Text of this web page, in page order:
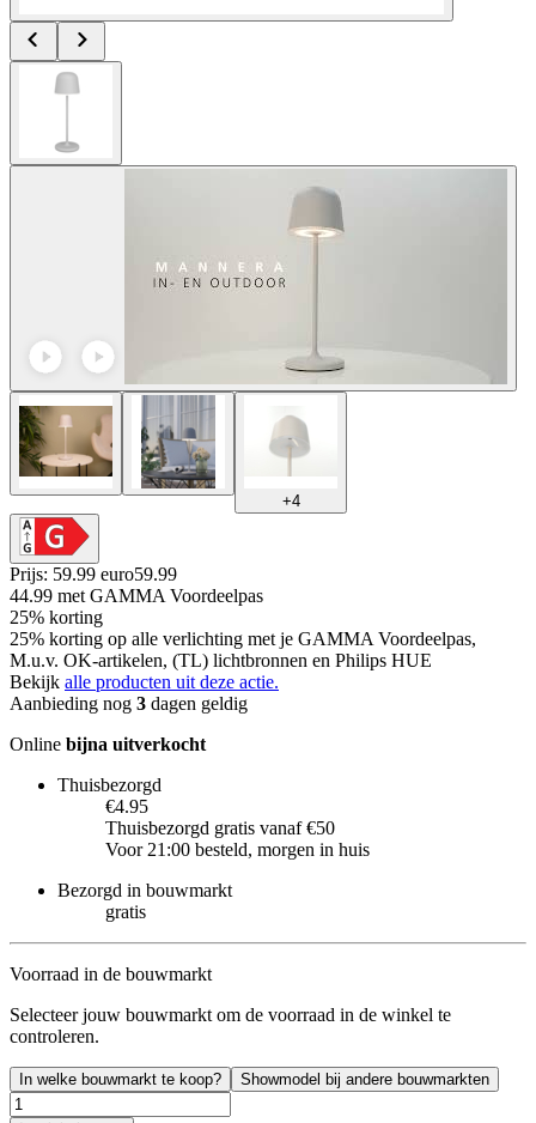
+4
Prijs: 59.99 euro59.99
44.99 met GAMMA Voordeelpas
25% korting
25% korting op alle verlichting met je GAMMA Voordeelpas,
M.u.v. OK-artikelen, (TL) lichtbronnen en Philips HUE
Bekijk alle producten uit deze actie.
Aanbieding nog 3 dagen geldig
Online bijna uitverkocht
Thuisbezorgd
€4.95
Thuisbezorgd gratis vanaf €50
Voor 21:00 besteld, morgen in huis
Bezorgd in bouwmarkt
gratis
Voorraad in de bouwmarkt
Selecteer jouw bouwmarkt om de voorraad in de winkel te
controleren.
In welke bouwmarkt te koop? Showmodel bij andere bouwmarkten